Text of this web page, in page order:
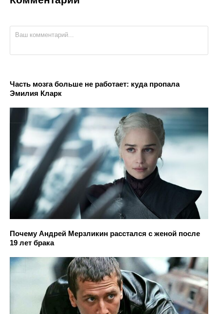
Часть мозга больше не работает: куда пропала
Эмилия Кларк
Почему Андрей Мерзликин расстался с женой после
19 лет брака